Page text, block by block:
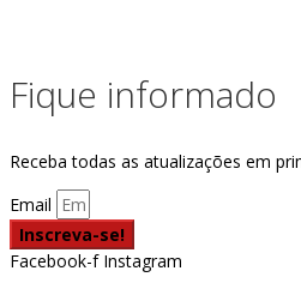
Fique informado
Receba todas as atualizações em
Email
Inscreva-se!
Facebook-f Instagram